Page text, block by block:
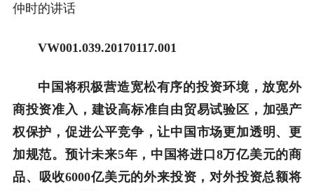
仲时的讲话
VW001.039.20170117.001
中国将积极营造宽松有序的投资环境，放宽外
商投资准入，建设高标准自由贸易试验区，加强产
权保护，促进公平竞争，让中国市场更加透明、更
加规范。预计未来5年，中国将进口8万亿美元的商
品、吸收6000亿美元的外来投资，对外投资总额将